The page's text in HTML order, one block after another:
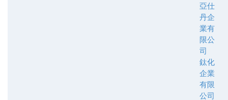
亞仕
丹企
業有
限公
司
鈦化
企業
有限
公司